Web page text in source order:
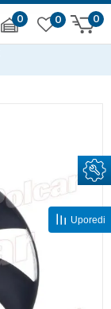
0 0
0
Uporedi